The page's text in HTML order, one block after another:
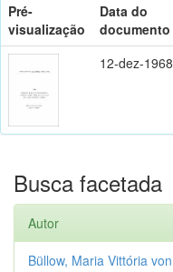
Pré-
visualização
Data do
documento
12-dez-1968
Busca facetada
Autor
Büllow, Maria Vittória von